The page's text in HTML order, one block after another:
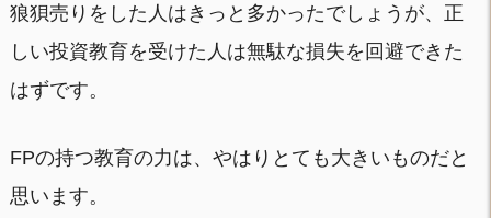
狼狽売りをした人はきっと多かったでしょうが、正
しい投資教育を受けた人は無駄な損失を回避できた
はずです。
FPの持つ教育の力は、やはりとても大きいものだと
思います。